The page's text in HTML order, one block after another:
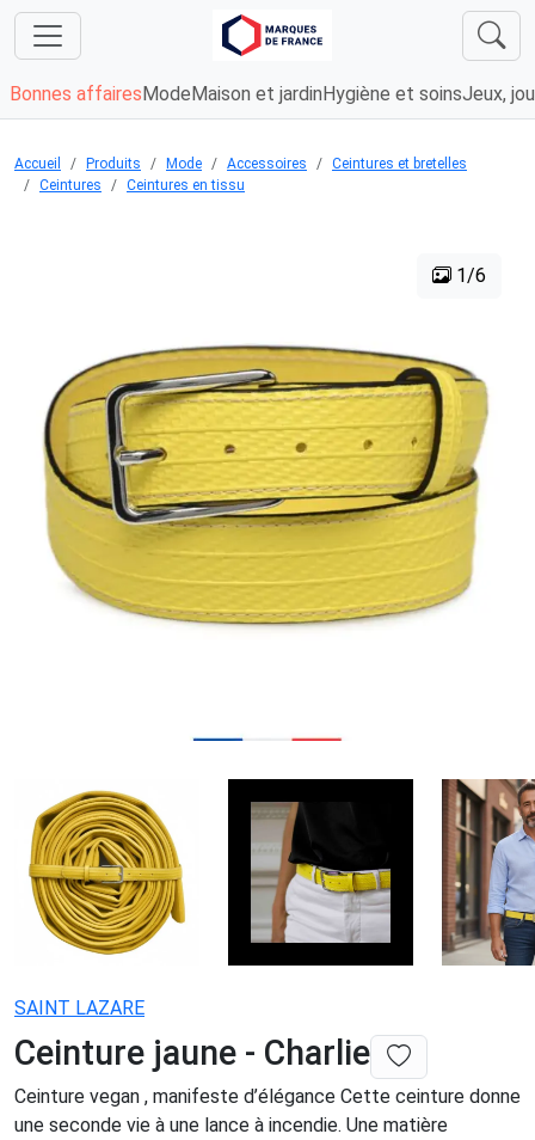
Bonnes affaires Mode Maison et jardin Hygiène et soinsJeux,
Accueil Produits Mode Accessoires
Ceintures et bretelles
Ceintures
Ceintures en tissu
1/6
SAINT LAZARE
Ceinture jaune - Charlie
Ceinture vegan , manifeste d’élégance Cette ceinture donne
une seconde vie à une lance à incendie. Une matière